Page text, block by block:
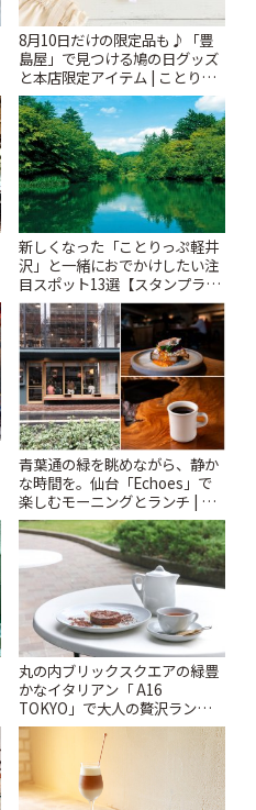
8月10日だけの限定品も♪「豊
島屋」で見つける鳩の日グッズ
と本店限定アイテム | ことりっ
ぷ
新しくなった「ことりっぷ軽井
沢」と一緒におでかけしたい注
目スポット13選【スタンプラリ
ー開催中】 | ことりっぷ
青葉通の緑を眺めながら、静か
な時間を。仙台「Echoes」で
楽しむモーニングとランチ | こ
とりっぷ
丸の内ブリックスクエアの緑豊
かなイタリアン「 A16
TOKYO」で大人の贅沢ランチ |
ことりっぷ